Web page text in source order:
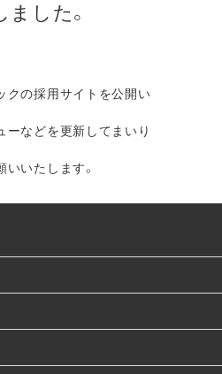
した。
クの採用サイトを公開い
ーなどを更新してまいり
いたします。